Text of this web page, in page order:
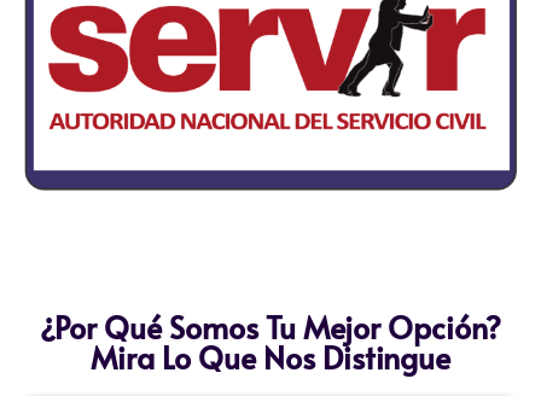
¿Por Qué Somos Tu Mejor Opción?
Mira Lo Que Nos Distingue